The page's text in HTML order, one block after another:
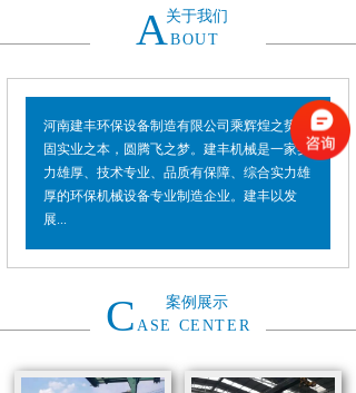
关于我们
ABOUT
河南建丰环保设备制造有限公司乘辉煌之势，
固实业之本，圆腾飞之梦。建丰机械是一家实
力雄厚、技术专业、品质有保障、综合实力雄
厚的环保机械设备专业制造企业。建丰以发
展...
案例展示
C ASE CENTER